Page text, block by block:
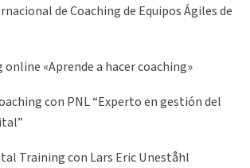
de Coaching de Equipos Ágiles de
online «Aprende a hacer coaching»
con PNL “Experto en gestión del
Training con Lars Eric Uneståhl